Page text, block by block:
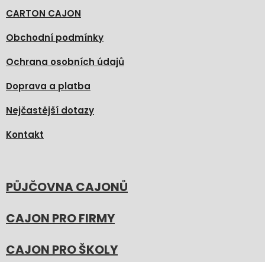
CARTON CAJON
Obchodní podmínky
Ochrana osobních údajů
Doprava a platba
Nejčastější dotazy
Kontakt
PŮJČOVNA CAJONŮ
CAJON PRO FIRMY
CAJON PRO ŠKOLY